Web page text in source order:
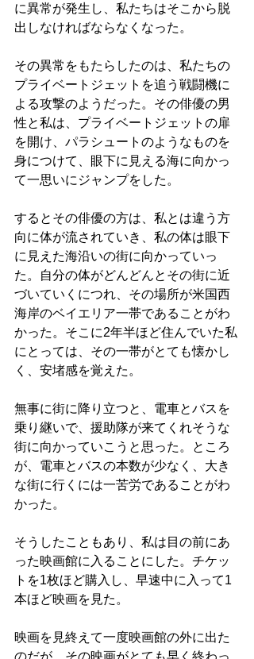
に異常が発生し、私たちはそこから脱
出しなければならなくなった。
その異常をもたらしたのは、私たちの
プライベートジェットを追う戦闘機に
よる攻撃のようだった。その俳優の男
性と私は、プライベートジェットの扉
を開け、パラシュートのようなものを
身につけて、眼下に見える海に向かっ
て一思いにジャンプをした。
するとその俳優の方は、私とは違う方
向に体が流されていき、私の体は眼下
に見えた海沿いの街に向かっていっ
た。自分の体がどんどんとその街に近
づいていくにつれ、その場所が米国西
海岸のベイエリア一帯であることがわ
かった。そこに2年半ほど住んでいた私
にとっては、その一帯がとても懐かし
く、安堵感を覚えた。
無事に街に降り立つと、電車とバスを
乗り継いで、援助隊が来てくれそうな
街に向かっていこうと思った。ところ
が、電車とバスの本数が少なく、大き
な街に行くには一苦労であることがわ
かった。
そうしたこともあり、私は目の前にあ
った映画館に入ることにした。チケッ
トを1枚ほど購入し、早速中に入って1
本ほど映画を見た。
映画を見終えて一度映画館の外に出た
のだが、その映画がとても早く終わっ